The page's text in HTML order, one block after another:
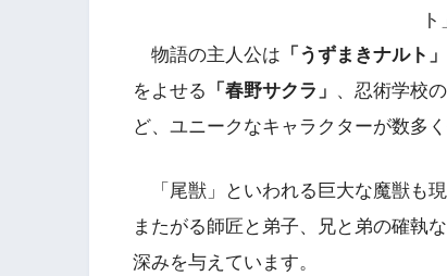
ト
物語の主人公は 「うずまきナルト」
をよせる 「春野サクラ」 、忍術学校
ど、ユニークなキャラクターが数多く
「尾獣」といわれる巨大な魔獣も
またがる師匠と弟子、兄と弟の確執
深みを与えています。